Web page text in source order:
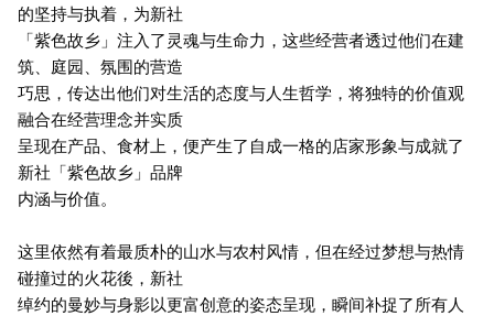
的坚持与执着，为新社
「紫色故乡」注入了灵魂与生命力，这些经营者透过他们在建
筑、庭园、氛围的营造
巧思，传达出他们对生活的态度与人生哲学，将独特的价值观
融合在经营理念并实质
呈现在产品、食材上，便产生了自成一格的店家形象与成就了
新社「紫色故乡」品牌
内涵与价值。
这里依然有着最质朴的山水与农村风情，但在经过梦想与热情
碰撞过的火花後，新社
绰约的曼妙与身影以更富创意的姿态呈现，瞬间补捉了所有人